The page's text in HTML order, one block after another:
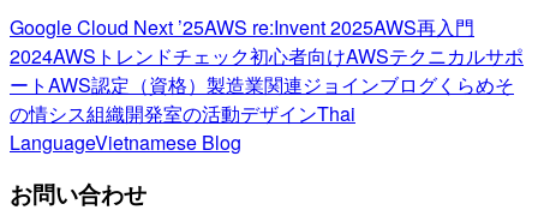
Google Cloud Next ’25AWS re:Invent 2025AWS再入門
2024AWSトレンドチェック初心者向けAWSテクニカルサポ
ートAWS認定（資格） 製造業関連ジョインブログくらめそ
の情シス組織開発室の活動デザインThai
LanguageVietnamese Blog
お問い合わせ